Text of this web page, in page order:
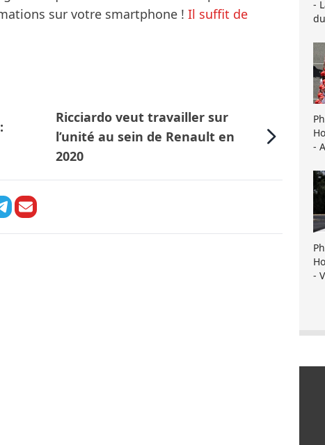
sur votre smartphone ! Il suffit de
Ricciardo veut travailler sur
l’unité au sein de Renault en
2020
-
-
-